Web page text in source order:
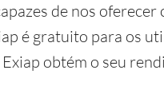
de nos
é gratuito para os
obtém o seu